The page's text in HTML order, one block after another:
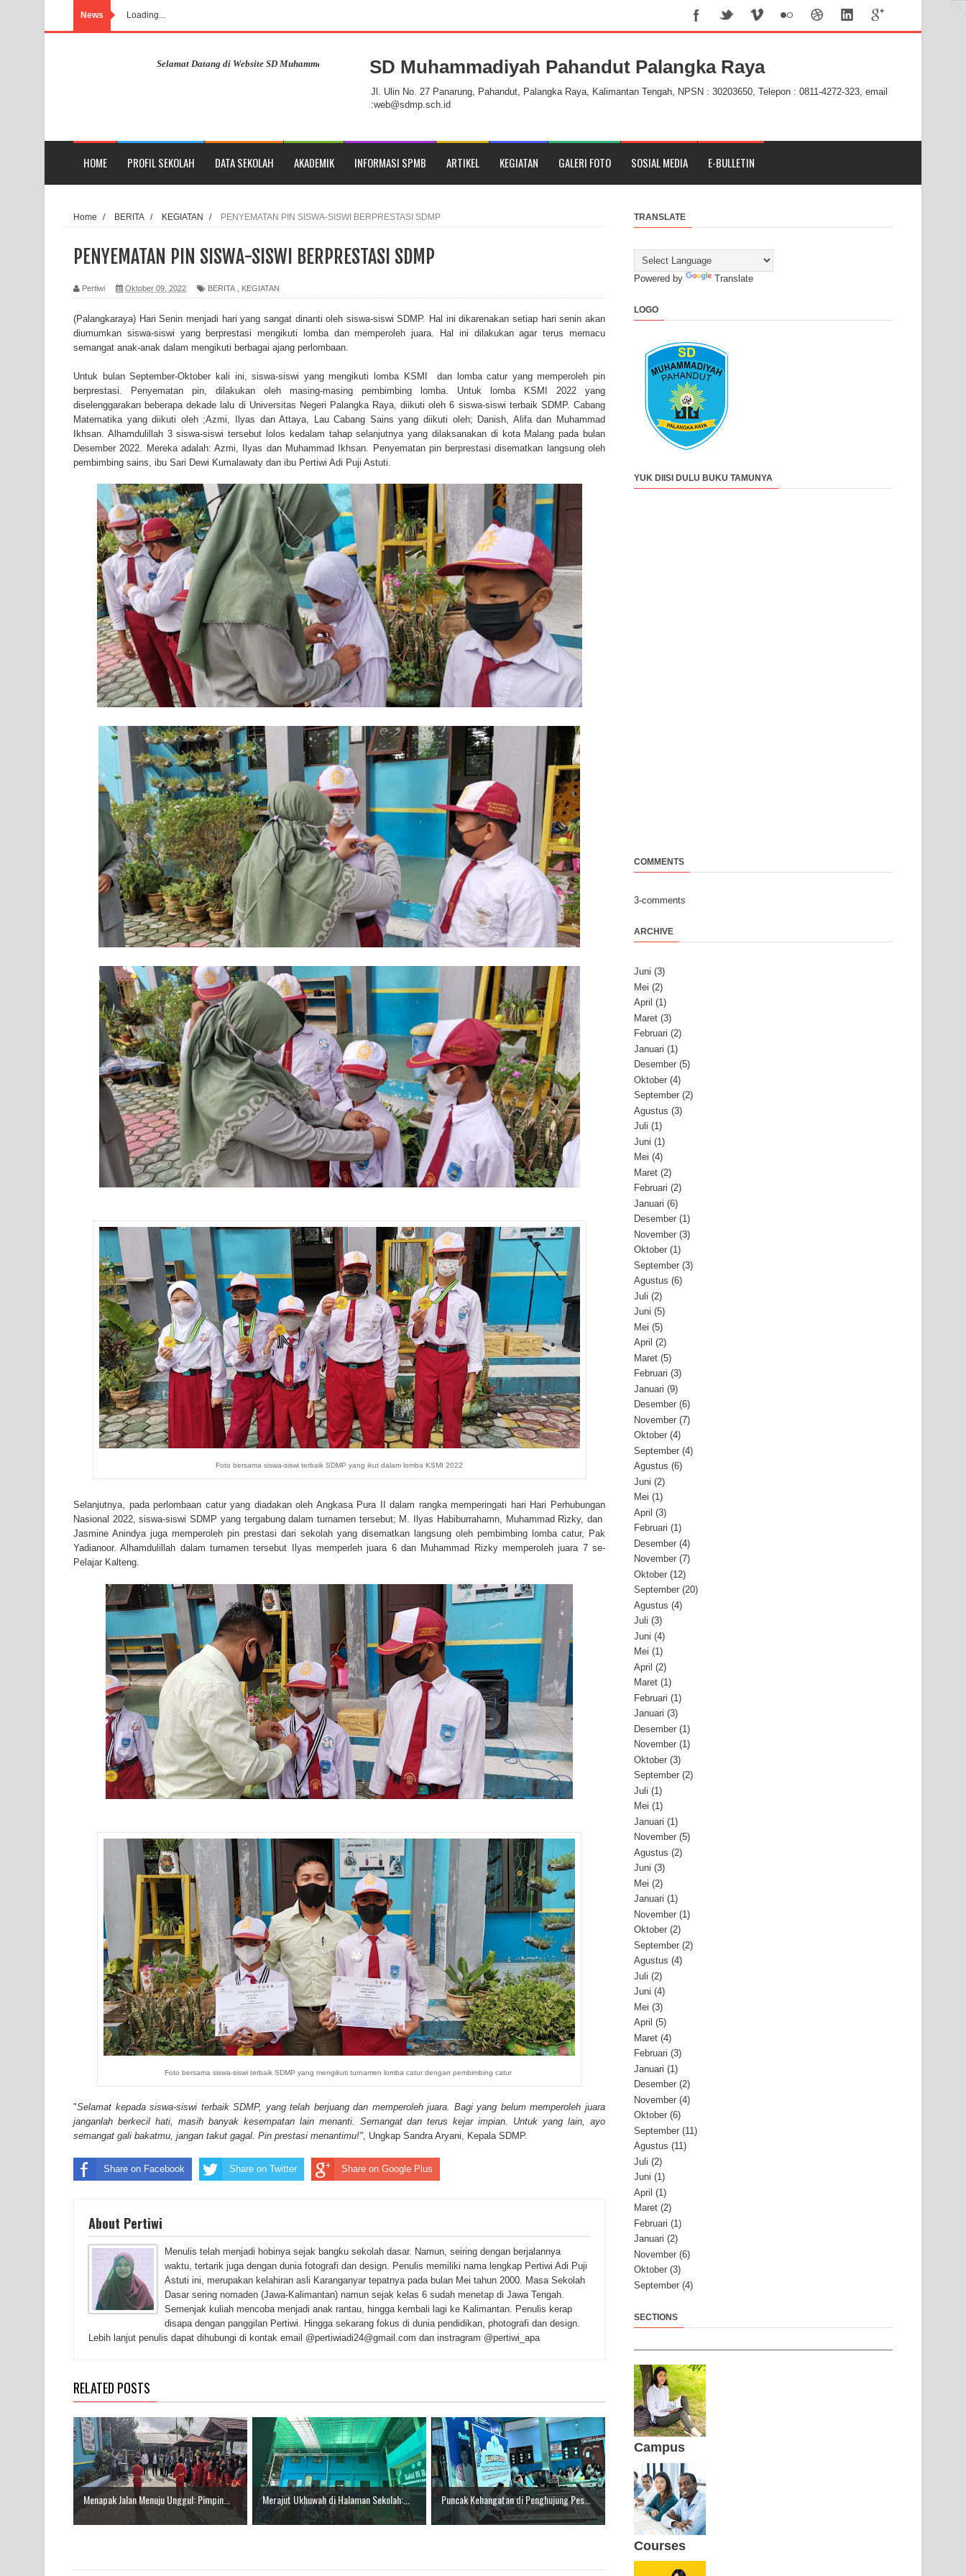
News Loading...
Selamat Datang di Website SD Muhammadiyah Pahandut Palangka RayaSD Muhammadiyah Pahandut Palangka Raya
Jl. Ulin No. 27 Panarung, Pahandut, Palangka Raya, Kalimantan Tengah, NPSN : 30203650, Telepon : 0811-4272-323, email
:web@sdmp.sch.id
HOME PROFIL SEKOLAH DATA SEKOLAH AKADEMIK INFORMASI SPMB ARTIKEL KEGIATAN GALERI FOTO SOSIAL MEDIA E-BULLETIN
Home / BERITA / KEGIATAN / PENYEMATAN PIN SISWA-SISWI BERPRESTASI SDMP
PENYEMATAN PIN SISWA-SISWI BERPRESTASI SDMP
Pertiwi Oktober 09, 2022 BERITA KEGIATAN
(Palangkaraya) Hari Senin menjadi hari yang sangat dinanti oleh siswa-siswi SDMP. Hal ini dikarenakan setiap hari senin akan
diumumkan siswa-siswi yang berprestasi mengikuti lomba dan memperoleh juara. Hal ini dilakukan agar terus memacu
semangat anak-anak dalam mengikuti berbagai ajang perlombaan.
Untuk bulan September-Oktober kali ini, siswa-siswi yang mengikuti lomba KSMI dan lomba catur yang memperoleh pin
berprestasi. Penyematan pin, dilakukan oleh masing-masing pembimbing lomba. Untuk lomba KSMI 2022 yang
diselenggarakan beberapa dekade lalu di Universitas Negeri Palangka Raya, diikuti oleh 6 siswa-siswi terbaik SDMP. Cabang
Matematika yang diikuti oleh ;Azmi, Ilyas dan Attaya, Lau Cabang Sains yang diikuti oleh; Danish, Alifa dan Muhammad
Ikhsan. Alhamdulillah 3 siswa-siswi tersebut lolos kedalam tahap selanjutnya yang dilaksanakan di kota Malang pada bulan
Desember 2022. Mereka adalah: Azmi, Ilyas dan Muhammad Ikhsan. Penyematan pin berprestasi disematkan langsung oleh
pembimbing sains, ibu Sari Dewi Kumalawaty dan ibu Pertiwi Adi Puji Astuti.
Foto bersama siswa-siswi terbaik SDMP yang ikut dalam lomba KSMI 2022
Selanjutnya, pada perlombaan catur yang diadakan oleh Angkasa Pura II dalam rangka memperingati hari Hari Perhubungan
Nasional 2022, siswa-siswi SDMP yang tergabung dalam turnamen tersebut; M. Ilyas Habiburrahamn, Muhammad Rizky, dan
Jasmine Anindya juga memperoleh pin prestasi dari sekolah yang disematkan langsung oleh pembimbing lomba catur, Pak
Yadianoor. Alhamdulillah dalam turnamen tersebut Ilyas memperleh juara 6 dan Muhammad Rizky memperoleh juara 7 se-
Pelajar Kalteng.
Foto bersama siswa-siswi terbaik SDMP yang mengikuti turnamen lomba catur dengan pembimbing catur
"Selamat kepada siswa-siswi terbaik SDMP, yang telah berjuang dan memperoleh juara. Bagi yang belum memperoleh juara
janganlah berkecil hati, masih banyak kesempatan lain menanti. Semangat dan terus kejar impian. Untuk yang lain, ayo
semangat gali bakatmu, jangan takut gagal. Pin prestasi menantimu!", Ungkap Sandra Aryani, Kepala SDMP.
Share on Facebook Share on Twitter Share on Google Plus
About Pertiwi
Menulis telah menjadi hobinya sejak bangku sekolah dasar. Namun, seiring dengan berjalannya
waktu, tertarik juga dengan dunia fotografi dan design. Penulis memiliki nama lengkap Pertiwi Adi Puji
Astuti ini, merupakan kelahiran asli Karanganyar tepatnya pada bulan Mei tahun 2000. Masa Sekolah
Dasar sering nomaden (Jawa-Kalimantan) namun sejak kelas 6 sudah menetap di Jawa Tengah.
Semenjak kuliah mencoba menjadi anak rantau, hingga kembali lagi ke Kalimantan. Penulis kerap
disapa dengan panggilan Pertiwi. Hingga sekarang fokus di dunia pendidikan, photografi dan design.
Lebih lanjut penulis dapat dihubungi di kontak email @pertiwiadi24@gmail.com dan instragram @pertiwi_apa
RELATED POSTS
Menapak Jalan Menuju Unggul: Pimpin... Merajut Ukhuwah di Halaman Sekolah:... Puncak Kehangatan di Penghujung Pes...
TRANSLATE
Powered by Translate
LOGO
YUK DIISI DULU BUKU TAMUNYA
COMMENTS
3-comments
ARCHIVE
Juni (3)
Mei (2)
April (1)
Maret (3)
Februari (2)
Januari (1)
Desember (5)
Oktober (4)
September (2)
Agustus (3)
Juli (1)
Juni (1)
Mei (4)
Maret (2)
Februari (2)
Januari (6)
Desember (1)
November (3)
Oktober (1)
September (3)
Agustus (6)
Juli (2)
Juni (5)
Mei (5)
April (2)
Maret (5)
Februari (3)
Januari (9)
Desember (6)
November (7)
Oktober (4)
September (4)
Agustus (6)
Juni (2)
Mei (1)
April (3)
Februari (1)
Desember (4)
November (7)
Oktober (12)
September (20)
Agustus (4)
Juli (3)
Juni (4)
Mei (1)
April (2)
Maret (1)
Februari (1)
Januari (3)
Desember (1)
November (1)
Oktober (3)
September (2)
Juli (1)
Mei (1)
Januari (1)
November (5)
Agustus (2)
Juni (3)
Mei (2)
Januari (1)
November (1)
Oktober (2)
September (2)
Agustus (4)
Juli (2)
Juni (4)
Mei (3)
April (5)
Maret (4)
Februari (3)
Januari (1)
Desember (2)
November (4)
Oktober (6)
September (11)
Agustus (11)
Juli (2)
Juni (1)
April (1)
Maret (2)
Februari (1)
Januari (2)
November (6)
Oktober (3)
September (4)
SECTIONS
Campus
Courses